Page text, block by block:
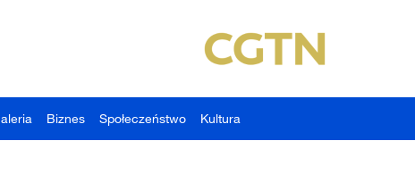
Biznes Społeczeństwo Kultura